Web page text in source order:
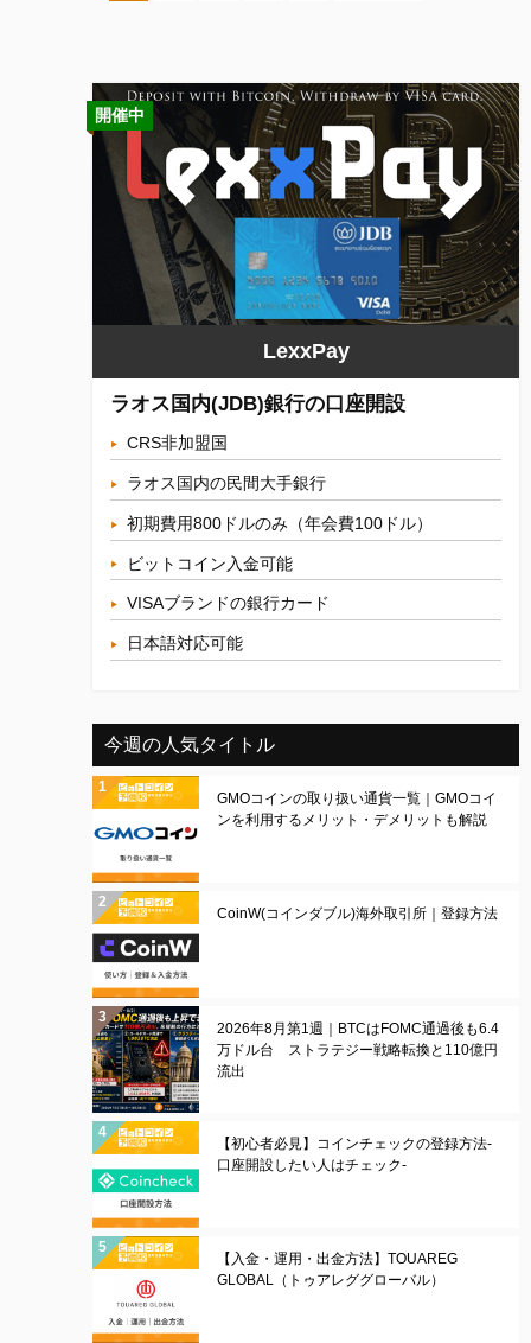
開催中
LexxPay
ラオス国内(JDB)銀行の口座開設
CRS非加盟国
ラオス国内の民間大手銀行
初期費用800ドルのみ（年会費100ドル）
ビットコイン入金可能
VISAブランドの銀行カード
日本語対応可能
今週の人気タイトル
GMOコインの取り扱い通貨一覧｜GMOコイ
ンを利用するメリット・デメリットも解説
CoinW(コインダブル)海外取引所｜登録方法
2026年8月第1週｜BTCはFOMC通過後も6.4
万ドル台 ストラテジー戦略転換と110億円
流出
【初心者必見】コインチェックの登録方法-
口座開設したい人はチェック-
【入金・運用・出金方法】TOUAREG
GLOBAL（トゥアレググローバル）